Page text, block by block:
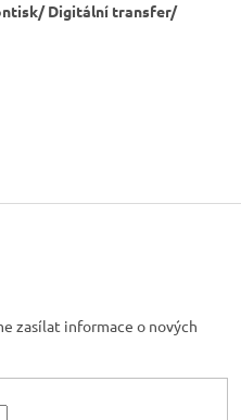
Digitální transfer/
zasílat informace o nových